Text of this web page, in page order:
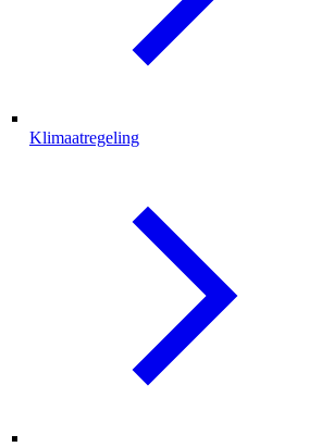
Klimaatregeling